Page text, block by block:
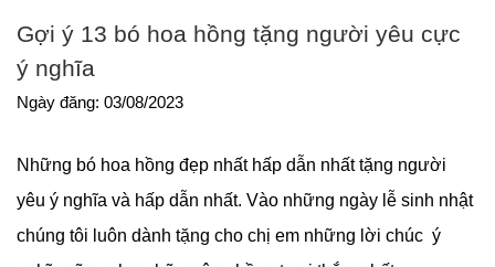
Gợi ý 13 bó hoa hồng tặng người yêu cực
ý nghĩa
Ngày đăng: 03/08/2023
Những bó hoa hồng đẹp nhất hấp dẫn nhất tặng người
yêu ý nghĩa và hấp dẫn nhất. Vào những ngày lễ sinh nhật
chúng tôi luôn dành tặng cho chị em những lời chúc ý